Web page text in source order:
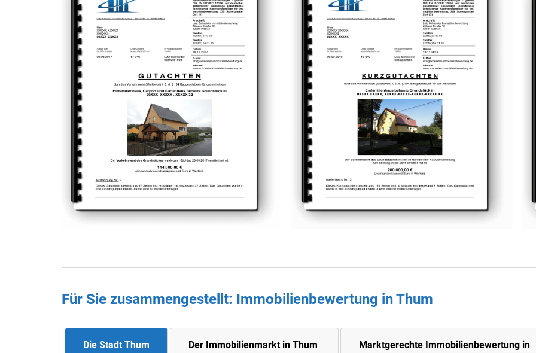
Für Sie zusammengestellt : Immobilienbewertung inThum
Die Stadt Thum Der Immobilienmarkt in Thum
Marktgerechte Immobilienbewertung in